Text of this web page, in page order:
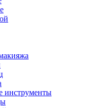
инструменты